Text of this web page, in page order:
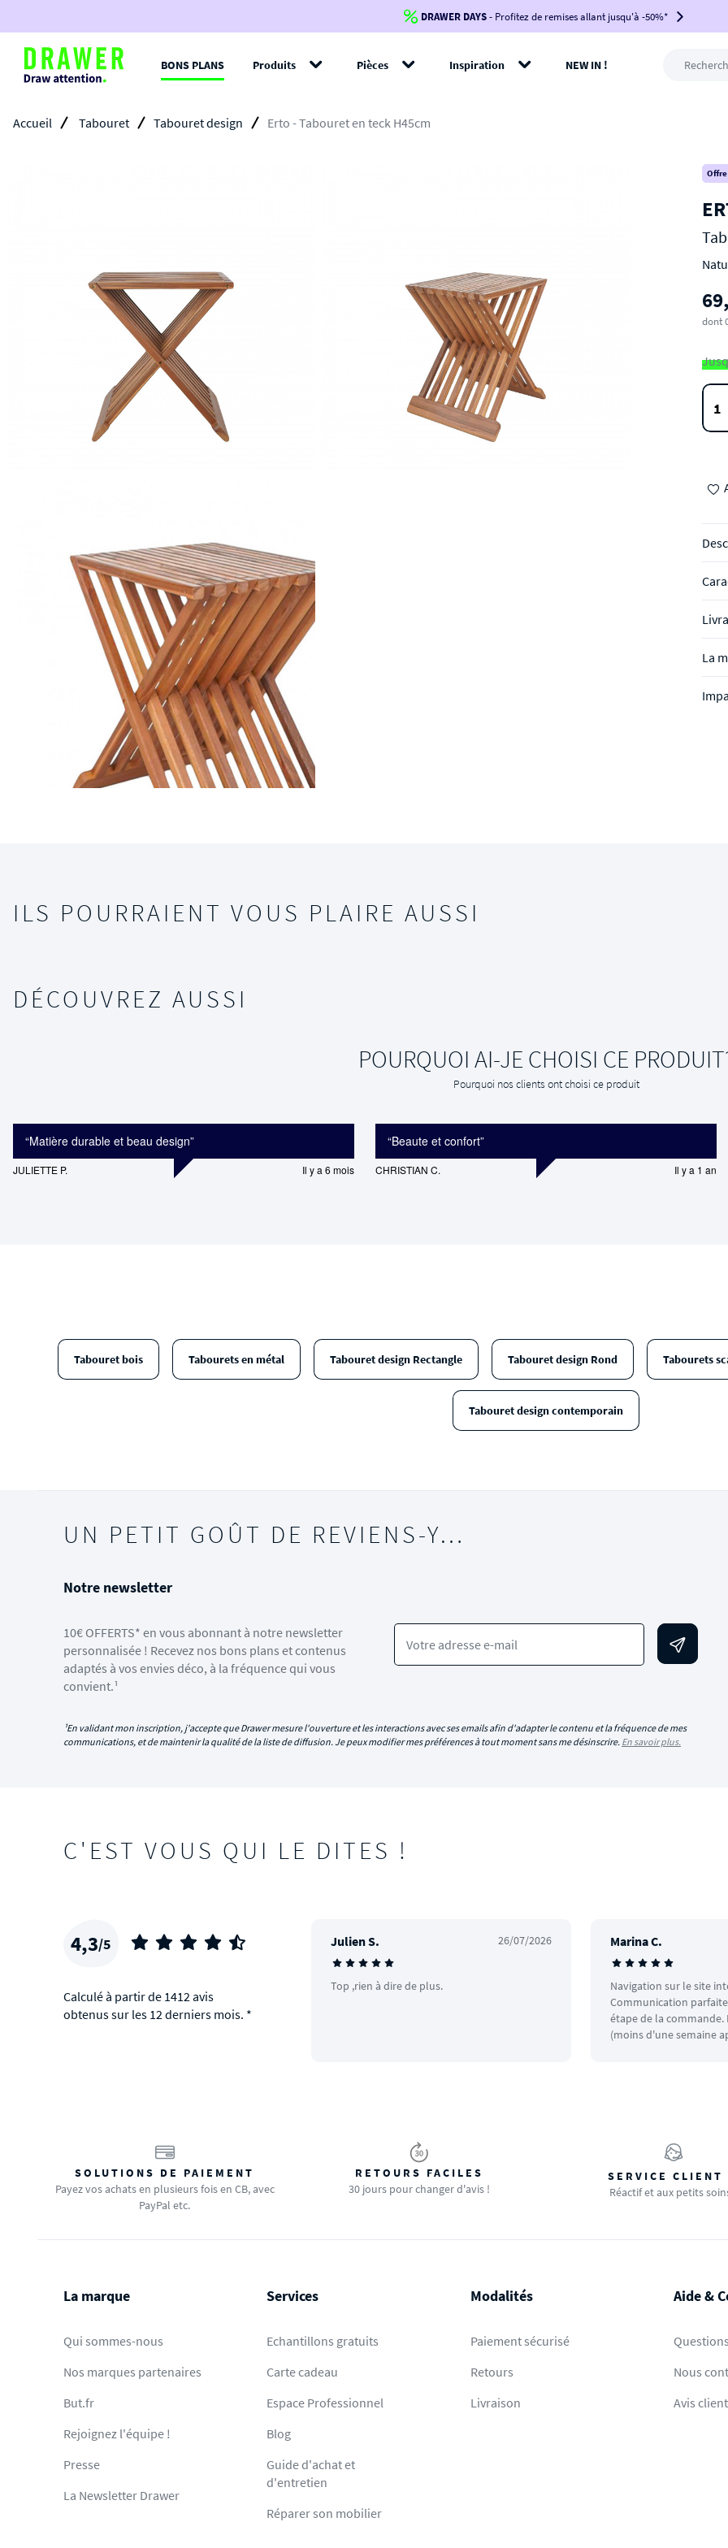
Jusqu'à-100€*sur votre commande !
BIKINI100
-voir conditions en bas de page-
DRAWER DAYS- Profitez de remises allant jusqu'à -50%*
BONS PLANS Produits Pièces Inspiration NEW IN !
Accueil Tabouret Tabouret design Erto - Tabouret en teck H45cm
dont
La
ILS POURRAIENT VOUS PLAIRE AUSSI
DÉCOUVREZ AUSSI
POURQUOI AI-JE CHOISI CE
Pourquoi nos clients ont choisi ce produit
“Matière durable et beau design”
JULIETTE P. Il y a 6 mois
“Beaute et confort”
CHRISTIAN C. Il y a 1 an
Tabouret bois Tabourets en métal Tabouret design Rectangle Tabouret design Rond Tabourets
Tabouret design contemporain
UN PETIT GOÛT DE REVIENS-Y…
Notre newsletter
10€ OFFERTS* en vous abonnant à notre newsletter
personnalisée ! Recevez nos bons plans et contenus
adaptés à vos envies déco, à la fréquence qui vous
convient.¹
Votre adresse e-mail
¹En validant mon inscription, j'accepte que Drawer mesure l'ouverture et les interactions avec ses emails afin d'adapter le contenu et la fréquence de mes
communications, et de maintenir la qualité de la liste de diffusion. Je peux modifier mes préférences à tout moment sans me désinscrire. En savoir plus.
C'EST VOUS QUI LE DITES !
4,3/5
Calculé à partir de 1412 avis
obtenus sur les 12 derniers mois. *
Julien S. 26/07/2026
Top ,rien à dire de plus.
Marina C.
Navigation sur le site
Communication
étape de la commande.
(moins d'une semaine
SOLUTIONS DE PAIEMENT
Payez vos achats en plusieurs fois en CB, avec
PayPal etc.
RETOURS FACILES
30 jours pour changer d'avis !
SERVICE CLIENT
Réactif et aux petits
La marque
Qui sommes-nous
Nos marques partenaires
But.fr
Rejoignez l'équipe !
Presse
La Newsletter Drawer
Services
Echantillons gratuits
Carte cadeau
Espace Professionnel
Blog
Guide d'achat et
d'entretien
Réparer son mobilier
Modalités
Paiement sécurisé
Retours
Livraison
Aide &
Nous
Avis